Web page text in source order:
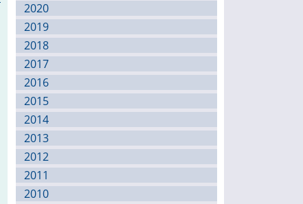
2020
2019
2018
2017
2016
2015
2014
2013
2012
2011
2010